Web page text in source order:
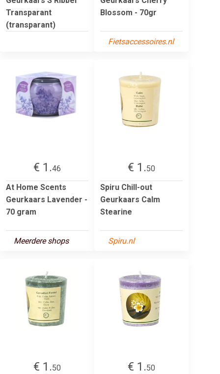
Transparant
(transparant)
Blossom - 70gr
Fietsaccessoires.nl
€ 1.46
At Home Scents
Geurkaars Lavender -
70 gram
Meerdere shops
€ 1.50
Spiru Chill-out
Geurkaars Calm
Stearine
Spiru.nl
€ 1.50
€ 1.50